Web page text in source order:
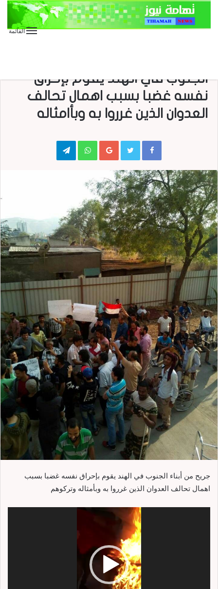
القائمة
الجنوب في الهند يقوم بإحراق
نفسه غضبا بسبب اهمال تحالف
العدوان الذين غرروا به وبأامثاله
Google+
WhatsApp
Telegram
جريح من أبناء الجنوب في الهند يقوم بإحراق نفسه غضبا بسبب
اهمال تحالف العدوان الذين غرروا به وبأمثاله وتركوهم